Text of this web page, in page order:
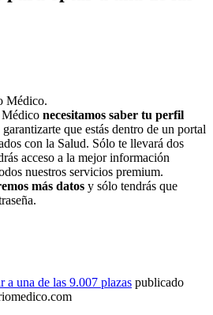
Médico.
Médico necesitamos saber tu perfil
que estás dentro de un portal
con la Salud. Sólo te llevará dos
acceso a la mejor información
nuestros servicios premium.
más datos y sólo tendrás que
a una de las 9.007 plazas publicado